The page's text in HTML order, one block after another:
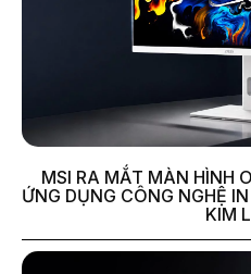
MSI RA MẮT MÀN HÌNH
ỨNG DỤNG CÔNG NGHỆ
KIM